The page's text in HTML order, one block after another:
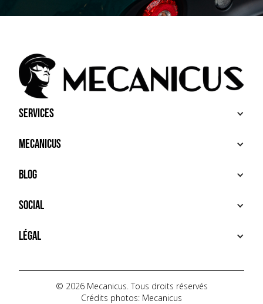
Services
ACHETER
VENDRE
SERVICES PREMIUM
Mecanicus
À PROPOS
HOUSE MECANICUS
CONTACT
Blog
NEWS
VIDÉOS
AUTOPÉDIA
Social
INSTAGRAM
TIKTOK
YOUTUBE
Légal
POLITIQUE DE CONFIDENTIALITÉ
© 2026 Mecanicus. Tous droits réservés
Crédits photos: Mecanicus